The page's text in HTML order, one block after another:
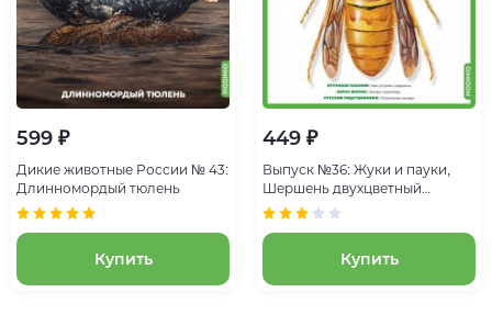
599 ₽
Дикие животные России № 43:
Длинномордый тюлень
Купить
449 ₽
Выпуск №36: Жуки и пауки,
Шершень двухцветный
Шершень двухцветный
Купить